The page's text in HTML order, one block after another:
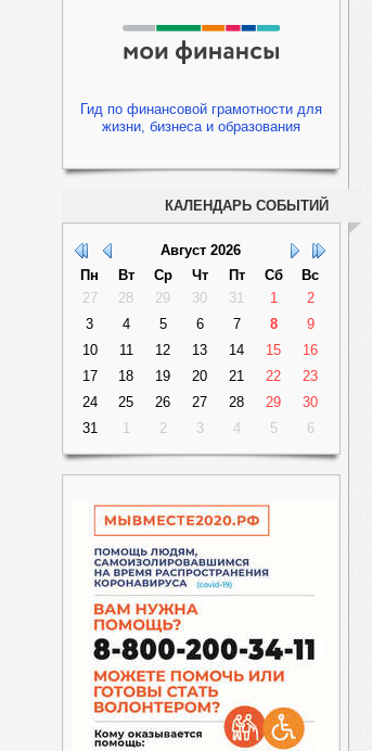
Гид по финансовой грамотности для
жизни, бизнеса и образования
КАЛЕНДАРЬ СОБЫТИЙ
Август 2026
Пн
Вт Ср Чт Пт Сб
Вс
27
28 29 30 31 1
2
3
4 5 6 7 8
9
10
11 12 13 14 15
16
17
18 19 20 21 22
23
24
25 26 27 28 29
30
31
1 2 3 4 5 6